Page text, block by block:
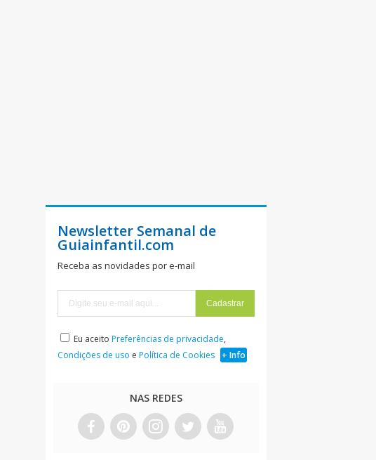
Newsletter Semanal de
Guiainfantil.com
Receba as novidades por e-mail
Eu aceito Preferências de privacidade,
Condições de uso e Política de Cookies + Info
NAS REDES